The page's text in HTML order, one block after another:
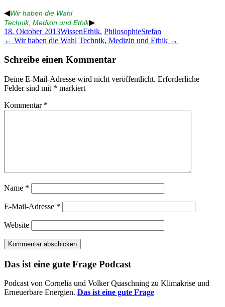
◀Wir haben die Wahl
Technik, Medizin und Ethik▶
18. Oktober 2013WissenEthik, PhilosophieStefan
Beitragsnavigation
← Wir haben die Wahl Technik, Medizin und Ethik →
Schreibe einen Kommentar
Deine E-Mail-Adresse wird nicht veröffentlicht. Erforderliche
Felder sind mit * markiert
Kommentar *
Name *
E-Mail-Adresse *
Website
Das ist eine gute Frage Podcast
Podcast von Cornelia und Volker Quaschning zu Klimakrise und
Erneuerbare Energien. Das ist eine gute Frage